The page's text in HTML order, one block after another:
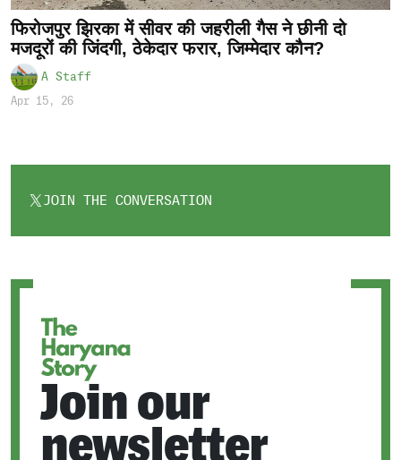
फिरोजपुर झिरका में सीवर की जहरीली गैस ने छीनी दो
मजदूरों की जिंदगी, ठेकेदार फरार, जिम्मेदार कौन?
A Staff
Apr 15, 26
JOIN THE CONVERSATION
OPENS
Join our
newsletter